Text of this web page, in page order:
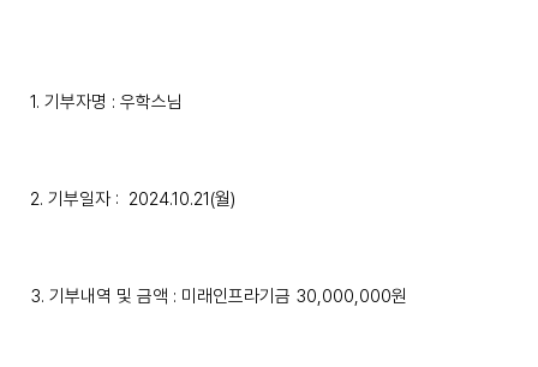
1. 기부자명 : 우학스님
2. 기부일자 : 2024.10.21(월)
3. 기부내역 및 금액 : 미래인프라기금 30,000,000원